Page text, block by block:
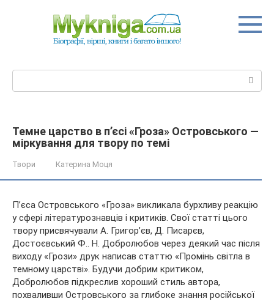
Темне царство в п’єсі «Гроза» Островського —
міркування для твору по темі
Твори Катерина Моця
П’єса Островського «Гроза» викликала бурхливу реакцію
у сфері літературознавців і критиків. Свої статті цього
твору присвячували А. Григор’єв, Д. Писарєв,
Достоєвський Ф.. Н. Добролюбов через деякий час після
виходу «Грози» друк написав статтю «Промінь світла в
темномуцарстві». Будучи добрим критиком,
Добролюбов підкреслив хороший стиль автора,
похваливши Островського за глибоке знання російської